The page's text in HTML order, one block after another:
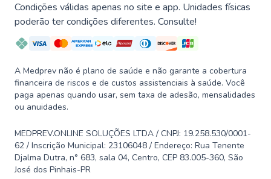
Condições válidas apenas no site e app. Unidades físicas
poderão ter condições diferentes. Consulte!
A Medprev não é plano de saúde e não garante a cobertura
financeira de riscos e de custos assistenciais à saúde. Você
paga apenas quando usar, sem taxa de adesão, mensalidades
ou anuidades.
MEDPREV.ONLINE SOLUÇÕES LTDA / CNPJ: 19.258.530/0001-
62 / Inscrição Municipal: 23106048 / Endereço: Rua Tenente
Djalma Dutra, n° 683, sala 04, Centro, CEP 83.005-360, São
José dos Pinhais-PR